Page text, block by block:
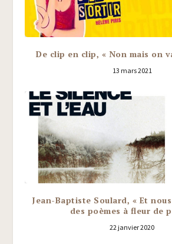
De clip en clip, « Non mais on
13 mars 2021
Jean-Baptiste Soulard, « Et
des poèmes à fleur de
22 janvier 2020